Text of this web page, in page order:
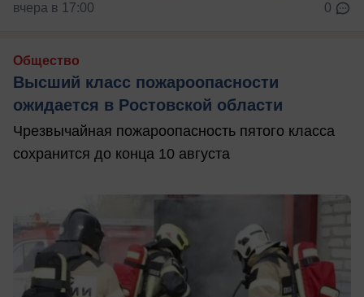
вчера в 17:00 0
Общество
Высший класс пожароопасности
ожидается в Ростовской области
Чрезвычайная пожароопасность пятого класса
сохранится до конца 10 августа